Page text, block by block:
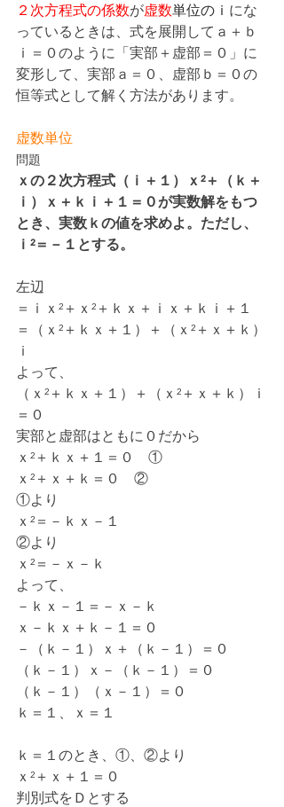
２次方程式の係数が虚数単位のｉ にな
っているときは、式を展開してａ＋ｂ
ｉ＝０のように「実部＋虚部＝０」に
変形して、実部ａ＝０、虚部ｂ＝０の
恒等式として解く方法があります。
虚数単位
問題
ｘの２次方程式（ｉ＋１）ｘ²＋（ｋ＋
ｉ）ｘ＋ｋｉ＋１＝０が実数解をもつ
とき、実数ｋの値を求めよ。ただし、
ｉ²＝－１とする。
左辺
＝ｉｘ²＋ｘ²＋ｋｘ＋ｉｘ＋ｋｉ＋１
＝（ｘ²＋ｋｘ＋１）＋（ｘ²＋ｘ＋ｋ）
ｉ
よって、
（ｘ²＋ｋｘ＋１）＋（ｘ²＋ｘ＋ｋ）ｉ
＝０
実部と虚部はともに０だから
ｘ²＋ｋｘ＋１＝０　①
ｘ²＋ｘ＋ｋ＝０　②
①より
ｘ²＝－ｋｘ－１
②より
ｘ²＝－ｘ－ｋ
よって、
－ｋｘ－１＝－ｘ－ｋ
ｘ－ｋｘ＋ｋ－１＝０
－（ｋ－１）ｘ＋（ｋ－１）＝０
（ｋ－１）ｘ－（ｋ－１）＝０
（ｋ－１）（ｘ－１）＝０
ｋ＝１、ｘ＝１
ｋ＝１のとき、①、②より
ｘ²＋ｘ＋１＝０
判別式をＤとする